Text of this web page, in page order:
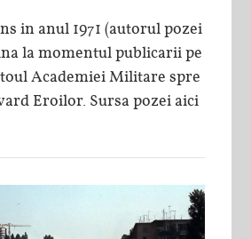
in anul 1971 (autorul pozei
la momentul publicarii pe
Academiei Militare spre
Eroilor. Sursa pozei aici